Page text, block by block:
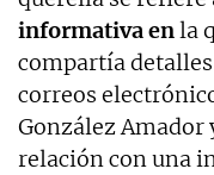
informativa enla
compartía
correos
González Amador
relación con una